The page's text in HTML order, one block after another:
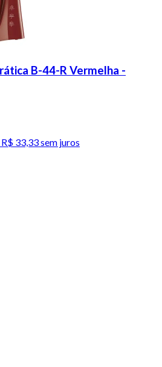
B-44-R Vermelha -
33,33 sem juros